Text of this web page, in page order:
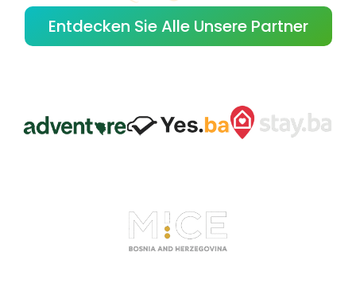
Entdecken Sie Alle Unsere Partner